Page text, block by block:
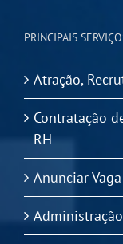
PRINCIPAIS
Atração,
Contratação
RH
Anunciar